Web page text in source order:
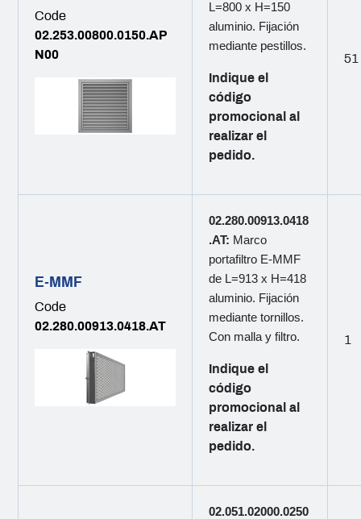
Code
02.253.00800.0150.AP
N00
L=800 x H=150
aluminio. Fijación
mediante pestillos.
Indique el
código
promocional al
realizar el
pedido.
51
E-MMF
Code
02.280.00913.0418.AT
02.280.00913.0418
.AT: Marco
portafiltro E-MMF
de L=913 x H=418
aluminio. Fijación
mediante tornillos.
Con malla y filtro.
Indique el
código
promocional al
realizar el
pedido.
1
02.051.02000.0250